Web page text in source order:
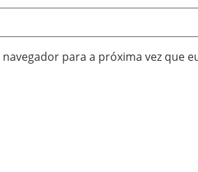
para a próxima vez que